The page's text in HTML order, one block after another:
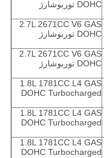
DOHC توربوشارژ
2.7L 2671CC V6 GAS
DOHC توربوشارژ
2.7L 2671CC V6 GAS
DOHC توربوشارژ
1.8L 1781CC L4 GAS
DOHC Turbocharged
1.8L 1781CC L4 GAS
DOHC Turbocharged
1.8L 1781CC L4 GAS
DOHC Turbocharged